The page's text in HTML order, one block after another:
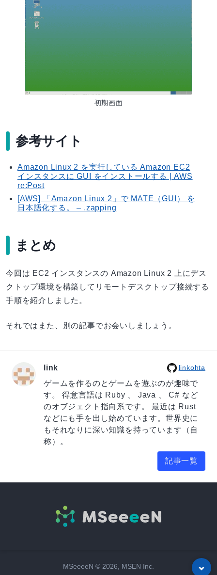
初期画面
参考サイト
Amazon Linux 2 を実行している Amazon EC2
インスタンスに GUI をインストールする | AWS
re:Post
[AWS] 「Amazon Linux 2」で MATE（GUI） を
日本語化する。 – .zapping
まとめ
今回は EC2 インスタンスの Amazon Linux 2 上にデス
クトップ環境を構築してリモートデスクトップ接続する
手順を紹介しました。
それではまた、別の記事でお会いしましょう。
link linkohta
ゲームを作るのとゲームを遊ぶのが趣味で
す。 得意言語は Ruby 、 Java 、 C# など
のオブジェクト指向系です。 最近は Rust
などにも手を出し始めています。世界史に
もそれなりに深い知識を持っています（自
称）。
記事一覧
MSeeeeN © 2026 , MSEN Inc.